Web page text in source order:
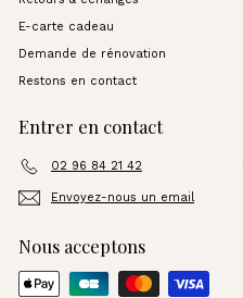
E-carte cadeau
Demande de rénovation
Restons en contact
Entrer en contact
02 96 84 21 42
Envoyez-nous un email
Nous acceptons